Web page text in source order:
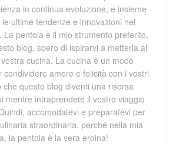
in continua evoluzione, e insieme
ultime tendenze e innovazioni nel
La pentola è il mio strumento preferito,
blog, spero di ispirarvi a metterla al
cucina. La cucina è un modo
condividere amore e felicità con i vostri
che questo blog diventi una risorsa
mentre intraprendete il vostro viaggio
accomodatevi e preparatevi per
straordinaria, perché nella mia
la pentola è la vera eroina!